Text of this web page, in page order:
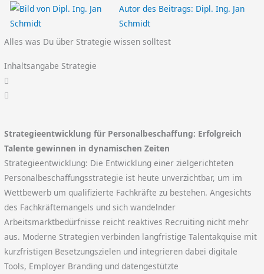
Autor des Beitrags: Dipl. Ing. Jan
Schmidt
Alles was Du über Strategie wissen solltest
Inhaltsangabe Strategie
Strategieentwicklung für Personalbeschaffung: Erfolgreich
Talente gewinnen in dynamischen Zeiten
Strategieentwicklung: Die Entwicklung einer zielgerichteten
Personalbeschaffungsstrategie ist heute unverzichtbar, um im
Wettbewerb um qualifizierte Fachkräfte zu bestehen. Angesichts
des Fachkräftemangels und sich wandelnder
Arbeitsmarktbedürfnisse reicht reaktives Recruiting nicht mehr
aus. Moderne Strategien verbinden langfristige Talentakquise mit
kurzfristigen Besetzungszielen und integrieren dabei digitale
Tools, Employer Branding und datengestützte